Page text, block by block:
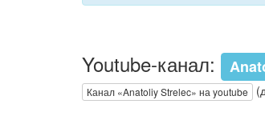
Youtube-канал:
Канал «Anatoliy Strelec» на youtube